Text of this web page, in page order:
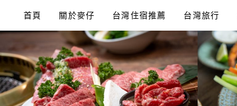
content
首頁 關於麥仔 台灣住宿推薦 台灣旅行